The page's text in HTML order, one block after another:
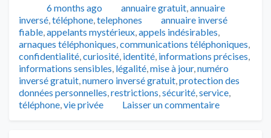
Publié
6 months ago Catégories
annuaire gratuit,annuaire
inversé,téléphone,telephones Tags
annuaire inversé
fiable,appelants mystérieux,appels indésirables,
arnaques téléphoniques,communications téléphoniques,
confidentialité,curiosité, identité, informations précises,
informations sensibles, légalité,mise à jour,numéro
inversé gratuit,numero inversé gratuit,protection des
données personnelles,restrictions,sécurité,service,
téléphone,vie privée Laisser un commentaire